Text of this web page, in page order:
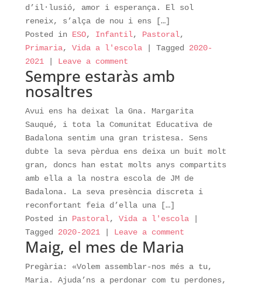
d’il·lusió, amor i esperança. El sol
reneix, s’alça de nou i ens […]
Posted in ESO, Infantil, Pastoral,
Primaria, Vida a l'escola Tagged
2020-
2021
Leave a comment
Sempre estaràs amb
nosaltres
Avui ens ha deixat la Gna. Margarita
Sauqué, i tota la Comunitat Educativa de
Badalona sentim una gran tristesa. Sens
dubte la seva pèrdua ens deixa un buit molt
gran, doncs han estat molts anys compartits
amb ella a la nostra escola de JM de
Badalona. La seva presència discreta i
reconfortant feia d’ella una […]
Posted in Pastoral, Vida a l'escola
Tagged
2020-2021 Leave a comment
Maig, el mes de Maria
Pregària: «Volem assemblar-nos més a tu,
Maria. Ajuda’ns a perdonar com tu perdones,